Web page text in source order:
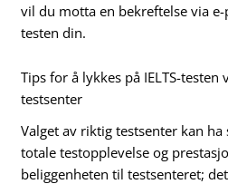
vil du motta en bekreftelse via
testen din.
Tips for å lykkes på IELTS-testen
testsenter
Valget av riktig testsenter kan
totale testopplevelse og
beliggenheten til testsenteret;